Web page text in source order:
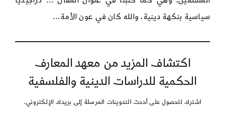
سياسية بنكهة دينية، والله كان في عون الأمة…
اكتشاف المزيد من معهد المعارف
الحكمية للدراسات الدينية والفلسفية
اشترك للحصول على أحدث التدوينات المرسلة إلى بريدك الإلكتروني.